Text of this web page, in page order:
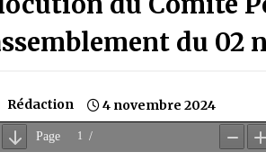
du 02
Rédaction 4 novembre 2024